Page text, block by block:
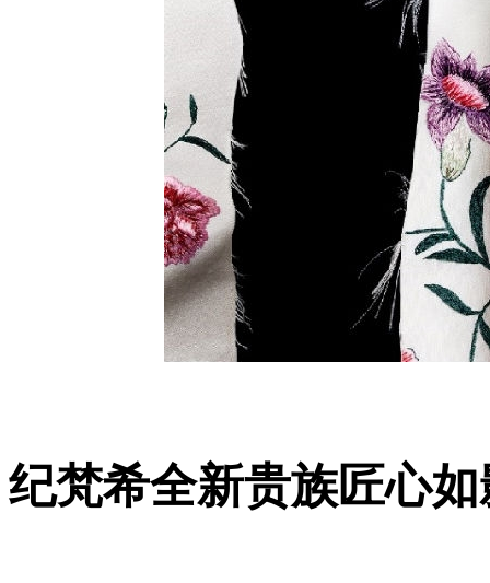
纪梵希全新贵族匠心